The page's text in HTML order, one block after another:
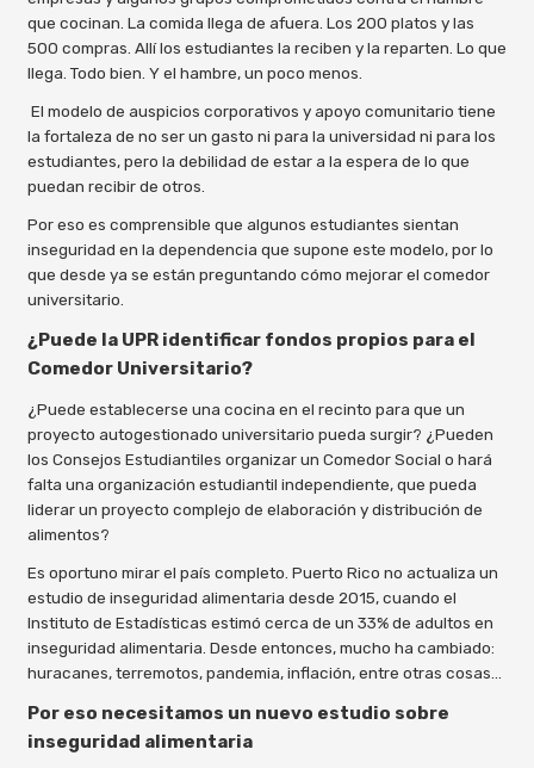
que cocinan. La comida llega de afuera. Los 200 platos y las
500 compras. Allí los estudiantes la reciben y la reparten. Lo que
llega. Todo bien. Y el hambre, un poco menos.
El modelo de auspicios corporativos y apoyo comunitario tiene
la fortaleza de no ser un gasto ni para la universidad ni para los
estudiantes, pero la debilidad de estar a la espera de lo que
puedan recibir de otros.
Por eso es comprensible que algunos estudiantes sientan
inseguridad en la dependencia que supone este modelo, por lo
que desde ya se están preguntando cómo mejorar el comedor
universitario.
¿Puede la UPR identificar fondos propios para el
Comedor Universitario?
¿Puede establecerse una cocina en el recinto para que un
proyecto autogestionado universitario pueda surgir? ¿Pueden
los Consejos Estudiantiles organizar un Comedor Social o hará
falta una organización estudiantil independiente, que pueda
liderar un proyecto complejo de elaboración y distribución de
alimentos?
Es oportuno mirar el país completo. Puerto Rico no actualiza un
estudio de inseguridad alimentaria desde 2015, cuando el
Instituto de Estadísticas estimó cerca de un 33% de adultos en
inseguridad alimentaria. Desde entonces, mucho ha cambiado:
huracanes, terremotos, pandemia, inflación, entre otras cosas…
Por eso necesitamos un nuevo estudio sobre
inseguridad alimentaria